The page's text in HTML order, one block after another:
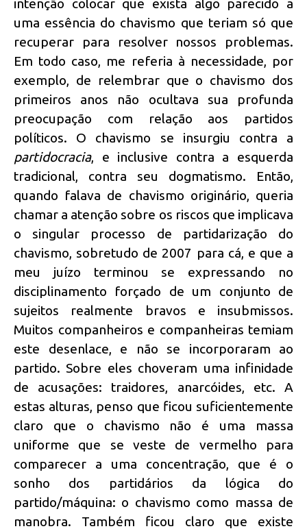
intenção colocar que exista algo parecido a
uma essência do chavismo que teriam só que
recuperar para resolver nossos problemas.
Em todo caso, me referia à necessidade, por
exemplo, de relembrar que o chavismo dos
primeiros anos não ocultava sua profunda
preocupação com relação aos partidos
políticos. O chavismo se insurgiu contra a
partidocracia, e inclusive contra a esquerda
tradicional, contra seu dogmatismo. Então,
quando falava de chavismo originário, queria
chamar a atenção sobre os riscos que implicava
o singular processo de partidarização do
chavismo, sobretudo de 2007 para cá, e que a
meu juízo terminou se expressando no
disciplinamento forçado de um conjunto de
sujeitos realmente bravos e insubmissos.
Muitos companheiros e companheiras temiam
este desenlace, e não se incorporaram ao
partido. Sobre eles choveram uma infinidade
de acusações: traidores, anarcóides, etc. A
estas alturas, penso que ficou suficientemente
claro que o chavismo não é uma massa
uniforme que se veste de vermelho para
comparecer a uma concentração, que é o
sonho dos partidários da lógica do
partido/máquina: o chavismo como massa de
manobra. Também ficou claro que existe